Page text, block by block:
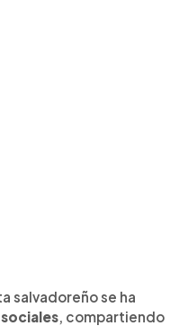
salvadoreño se ha
, compartiendo